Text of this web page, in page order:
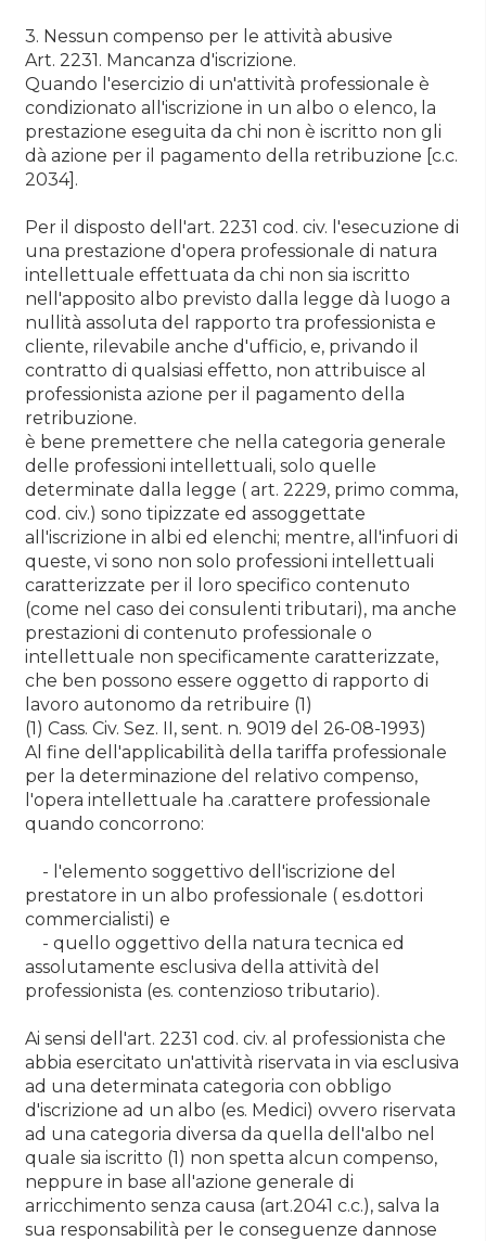
3. Nessun compenso per le attività abusive
Art. 2231. Mancanza d'iscrizione.
Quando l'esercizio di un'attività professionale è
condizionato all'iscrizione in un albo o elenco, la
prestazione eseguita da chi non è iscritto non gli
dà azione per il pagamento della retribuzione [c.c.
2034].
Per il disposto dell'art. 2231 cod. civ. l'esecuzione di
una prestazione d'opera professionale di natura
intellettuale effettuata da chi non sia iscritto
nell'apposito albo previsto dalla legge dà luogo a
nullità assoluta del rapporto tra professionista e
cliente, rilevabile anche d'ufficio, e, privando il
contratto di qualsiasi effetto, non attribuisce al
professionista azione per il pagamento della
retribuzione.
è bene premettere che nella categoria generale
delle professioni intellettuali, solo quelle
determinate dalla legge ( art. 2229, primo comma,
cod. civ.) sono tipizzate ed assoggettate
all'iscrizione in albi ed elenchi; mentre, all'infuori di
queste, vi sono non solo professioni intellettuali
caratterizzate per il loro specifico contenuto
(come nel caso dei consulenti tributari), ma anche
prestazioni di contenuto professionale o
intellettuale non specificamente caratterizzate,
che ben possono essere oggetto di rapporto di
lavoro autonomo da retribuire (1)
(1) Cass. Civ. Sez. II, sent. n. 9019 del 26-08-1993)
Al fine dell'applicabilità della tariffa professionale
per la determinazione del relativo compenso,
l'opera intellettuale ha .carattere professionale
quando concorrono:
- l'elemento soggettivo dell'iscrizione del
prestatore in un albo professionale ( es.dottori
commercialisti) e
- quello oggettivo della natura tecnica ed
assolutamente esclusiva della attività del
professionista (es. contenzioso tributario).
Ai sensi dell'art. 2231 cod. civ. al professionista che
abbia esercitato un'attività riservata in via esclusiva
ad una determinata categoria con obbligo
d'iscrizione ad un albo (es. Medici) ovvero riservata
ad una categoria diversa da quella dell'albo nel
quale sia iscritto (1) non spetta alcun compenso,
neppure in base all'azione generale di
arricchimento senza causa (art.2041 c.c.), salva la
sua responsabilità per le conseguenze dannose